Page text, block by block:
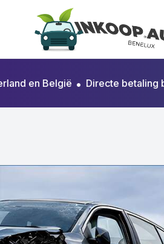
en België • Directe betaling bij